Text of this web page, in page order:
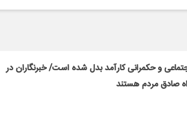
و حکمرانی کارآمد بدل شده است/ خبرنگاران در
صادق مردم هستند